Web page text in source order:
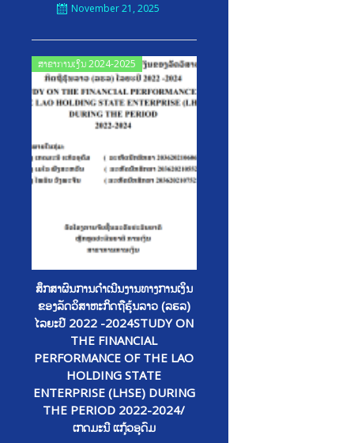
November 21, 2025
ສາຂາການເງິນ 2024-2025
ສຶກສາຜົນການດໍາເນີນງານທາງການເງິນ
ຂອງລັດວິສາຫະກິດຖືຮຸ້ນລາວ (ລຮລ)
ໄລຍະປີ 2022 -2024STUDY ON
THE FINANCIAL
PERFORMANCE OF THE LAO
HOLDING STATE
ENTERPRISE (LHSE) DURING
THE PERIOD 2022-2024/
ເກດມະນີ ແກຸ້ວອຸດົມ
Posted
on